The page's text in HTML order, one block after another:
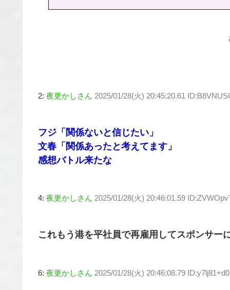
2: 夜更かしさん 2025/01/28(火) 20:45:20.61
フジ「関係ないと信じたい」
文春「関係あったと考えてます」
感想バトル来たな
4: 夜更かしさん 2025/01/28(火) 20:46:01.59
これもう港を平社員で再雇用してスポンサー
6: 夜更かしさん 2025/01/28(火) 20:46:08.79 ID:y7lj81+d0